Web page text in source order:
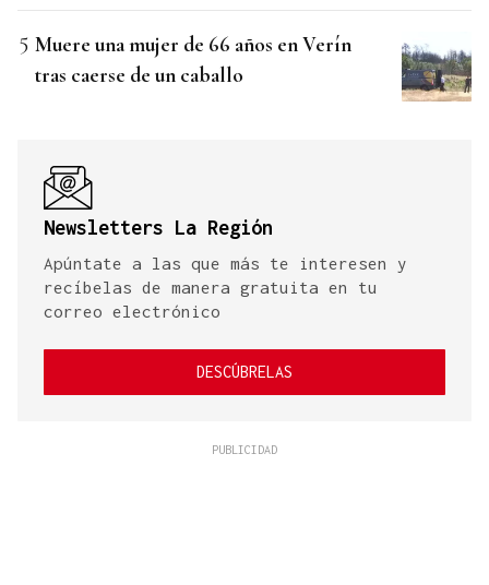
Muere una mujer de 66 años en Verín
tras caerse de un caballo
Newsletters La Región
Apúntate a las que más te interesen y
recíbelas de manera gratuita en tu
correo electrónico
DESCÚBRELAS